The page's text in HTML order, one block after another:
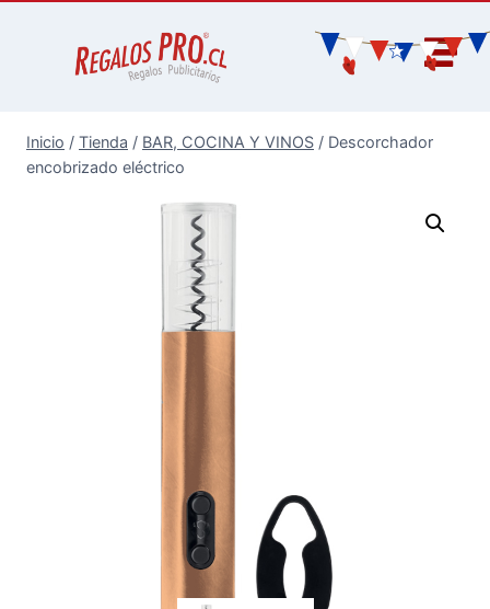
Inicio / Tienda / BAR, COCINA Y VINOS / Descorchador
encobrizado eléctrico